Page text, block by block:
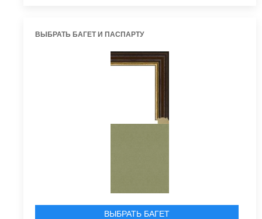
ВЫБРАТЬ БАГЕТ И ПАСПАРТУ
ВЫБРАТЬ БАГЕТ